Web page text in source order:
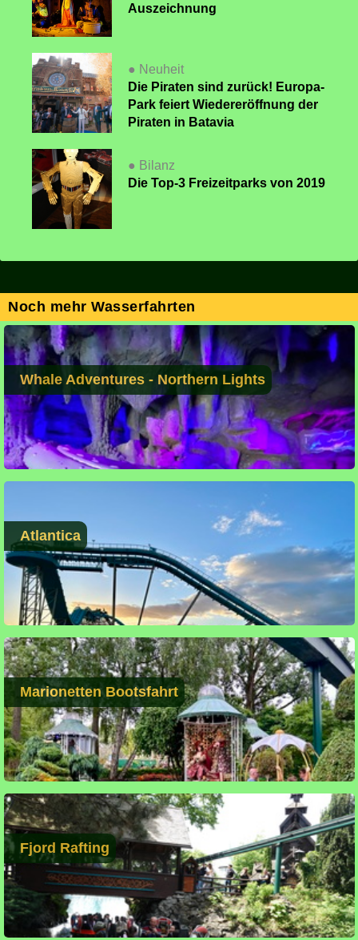
Auszeichnung
● Neuheit
Die Piraten sind zurück! Europa-
Park feiert Wiedereröffnung der
Piraten in Batavia
● Bilanz
Die Top-3 Freizeitparks von 2019
Noch mehr Wasserfahrten
Whale Adventures - Northern Lights
Atlantica
Marionetten Bootsfahrt
Fjord Rafting